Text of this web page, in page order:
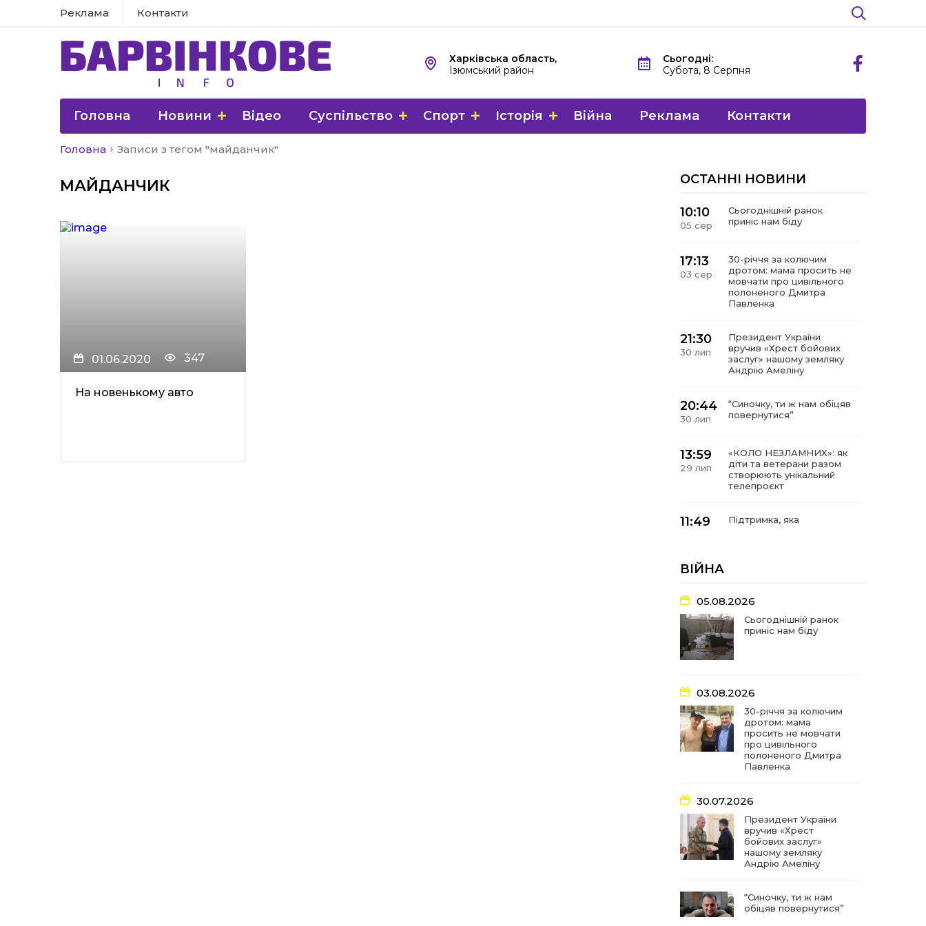
Реклама Контакти
Харківська область,
Ізюмський район
Сьогодні:
Субота, 8 Серпня
Головна Новини Відео Суспільство Спорт Історія Війна Реклама Контакти
Головна Записи з тегом "майданчик"
МАЙДАНЧИК
01.06.2020 347
На новенькому авто
ОСТАННІ НОВИНИ
10:10
05 сер
Сьогоднішній ранок
приніс нам біду
17:13
03 сер
30-річчя за колючим
дротом: мама просить не
мовчати про цивільного
полоненого Дмитра
Павленка
21:30
30 лип
Президент України
вручив «Хрест бойових
заслуг» нашому земляку
Андрію Амеліну
20:44
30 лип
“Синочку, ти ж нам обіцяв
повернутися”
13:59
29 лип
«КОЛО НЕЗЛАМНИХ»: як
діти та ветерани разом
створюють унікальний
телепроєкт
11:49
Підтримка, яка
допомагає бути на
21:04
історії Героїв
Барвінківщини стали
частиною літопису війни
17:18
У Барвінківській громаді
16:29
22 лип
Медики Барвінківської
громади вдосконалюють
професійні навички
У Пригожому з дітьми та
фонду
07:17
21 лип
“Мені й досі сниться син”:
чотири роки світлої
пам`яті Олександра
Шинкаря
11:06
20 лип
За дві доби — серія
ворожих ударів по
Барвінківській громаді
ВІЙНА
05.08.2026
Сьогоднішній ранок
приніс нам біду
03.08.2026
30-річчя за колючим
дротом: мама
просить не мовчати
про цивільного
полоненого Дмитра
Павленка
30.07.2026
Президент України
вручив «Хрест
бойових заслуг»
нашому земляку
Андрію Амеліну
“Синочку, ти ж нам
обіцяв повернутися”